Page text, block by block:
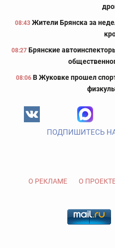
08:43 Жители Брянска за
08:27 Брянские
08:06 В Жуковке прошел
ПОДПИШИТЕСЬ НА
О РЕКЛАМЕ О